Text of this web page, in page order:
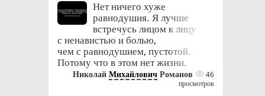
Нет ничего хуже
равнодушия. Я лучше
встречусь лицом к лицу
с ненавистью и болью,
чем с равнодушием, пустотой.
Потому что в этом нет жизни.
Николай МихайловичРоманов
46
просмотров